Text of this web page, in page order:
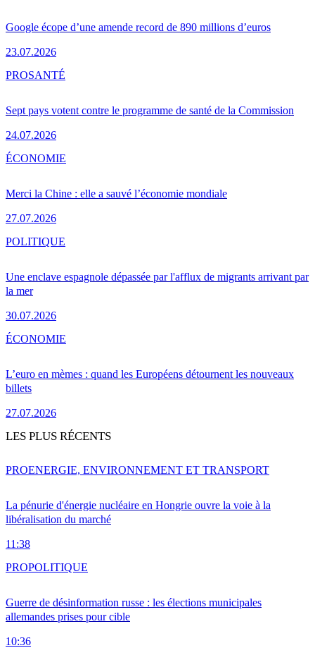
Google écope d’une amende record de 890 millions d’euros
23.07.2026
Sept pays votent contre le programme de santé de la Commission
24.07.2026
PROSANTÉ
Merci la Chine : elle a sauvé l’économie mondiale
27.07.2026
ÉCONOMIE
Une enclave espagnole dépassée par l'afflux de migrants arrivant par
la mer
30.07.2026
POLITIQUE
L’euro en mèmes : quand les Européens détournent les nouveaux
billets
27.07.2026
ÉCONOMIE
LES PLUS RÉCENTS
La pénurie d'énergie nucléaire en Hongrie ouvre la voie à la
libéralisation du marché
11:38
PROENERGIE, ENVIRONNEMENT ET TRANSPORT
Guerre de désinformation russe : les élections municipales
allemandes prises pour cible
10:36
PROPOLITIQUE